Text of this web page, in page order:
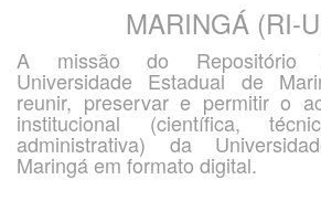
MARINGÁ (RI-
A missão do Repositório
Universidade Estadual de
reunir, preservar e permitir o
institucional (científica,
administrativa) da
Maringá em formato digital.